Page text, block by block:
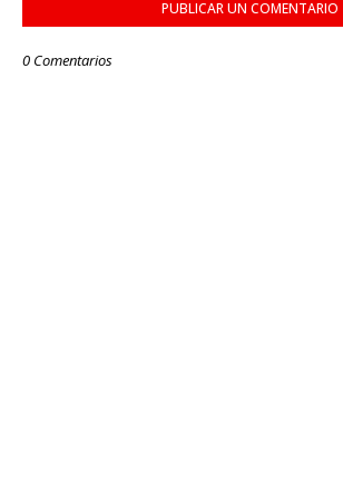
PUBLICAR UN COMENTARIO
0 Comentarios